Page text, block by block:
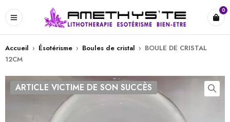
0
Accueil › Ésotérisme › Boules de cristal › BOULE DE CRISTAL
12CM
ARTICLE VICTIME DE SON SUCCÈS